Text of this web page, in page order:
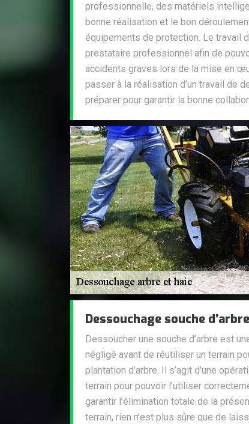
professionnelle, des matériels
bonne réalisation et le bon
équipements de protection. Le travail
prestataire professionnel afin de
accidents graves lors de la mise en
passer à la réalisation d’un travail de
préparer pour garantir la bonne
Dessouchage souche d’arbre
Dessoucher une souche d’arbre est
négligé avant de réutiliser un terrain
plantation d’arbre. Il s’agit d’une
terrain pour pouvoir l’utiliser
garantir l’élimination totale de la
terrain, rien n’est plus sûre que de